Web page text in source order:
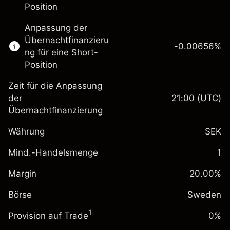
CFDs
Knock-outs
Position
SEK 1,000.00
Anpassung der
Übernachtfinanzierung
Gebühren aus
Positionswert
%
Positionsgröße mit Hebelwirkung
~SEK 5,000.00
Geld aus Hebelwirkung ~
Anpassung der
Übernachtfinanzieru
ng für eine Short-
Position
Margin. Ihre Investition
Anpassung der
Übernachtfinanzierung
fremdfinanzierten
Positionswert
-0.006562%
(-SEK 0.30)
-0.00656%
Zeit für die Anpassung
der
Übernachtfinanzierung
21:00 (UTC)
Währung SEK
Mind.-Handelsmenge 1
Margin 20.00%
Börse Sweden
Provision auf Trade1 0%